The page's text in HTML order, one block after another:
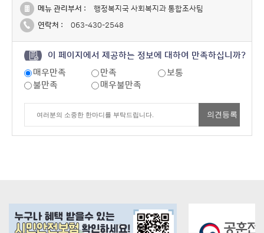
메뉴 관리부서 :
행정복지국 사회복지과 통합조사팀
연락처 :
063-430-2548
이 페이지에서 제공하는 정보에 대하여 만족하십니까?
매우만족
만족
보통
불만족
매우불만족